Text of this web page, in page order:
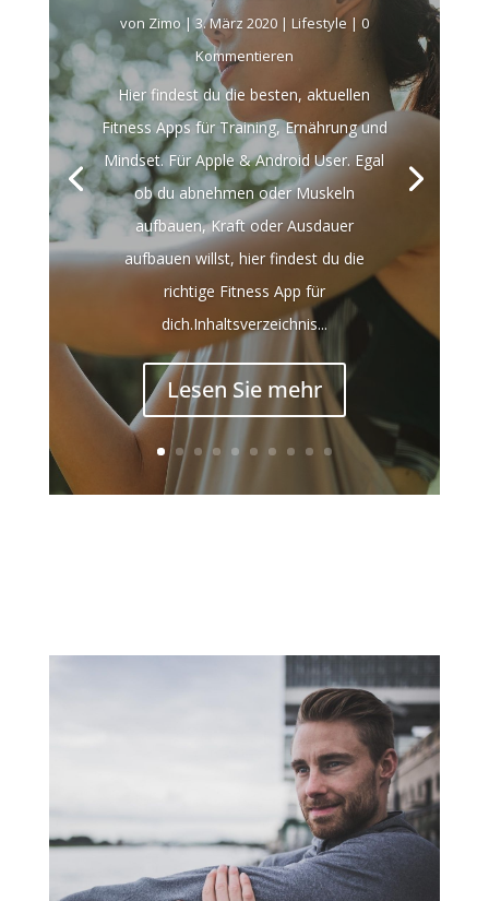
von Zimo|3. März 2020| Lifestyle | 0
Kommentieren
Hier findest du die besten, aktuellen
Fitness Apps für Training, Ernährung und
Mindset. Für Apple & Android User. Egal
ob du abnehmen oder Muskeln
aufbauen, Kraft oder Ausdauer
aufbauen willst, hier findest du die
richtige Fitness App für
dich.Inhaltsverzeichnis...
Lesen Sie mehr